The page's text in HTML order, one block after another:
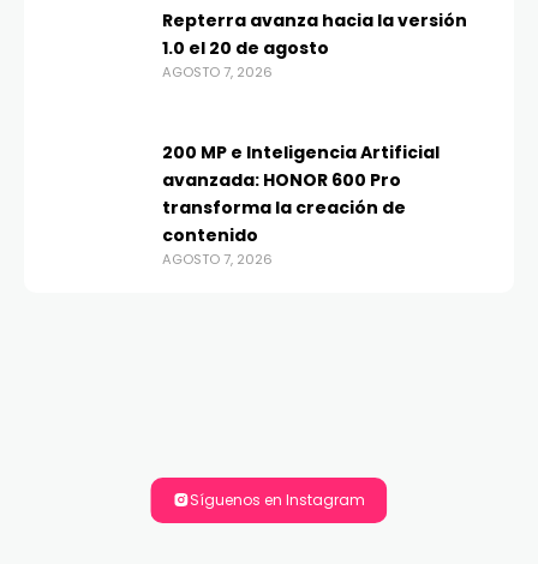
Repterra avanza hacia la versión
1.0 el 20 de agosto
AGOSTO 7, 2026
200 MP e Inteligencia Artificial
avanzada: HONOR 600 Pro
transforma la creación de
contenido
AGOSTO 7, 2026
Síguenos en Instagram